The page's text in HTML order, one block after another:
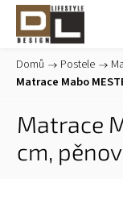
Domů / Postele /
Matrace Mabo
Matrace
cm,